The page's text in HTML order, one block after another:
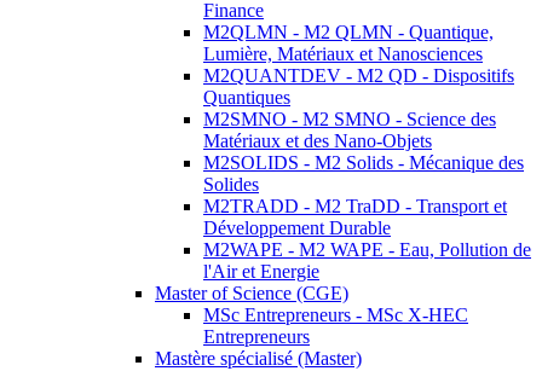
Finance
M2QLMN - M2 QLMN - Quantique,
Lumière, Matériaux et Nanosciences
M2QUANTDEV - M2 QD - Dispositifs
Quantiques
M2SMNO - M2 SMNO - Science des
Matériaux et des Nano-Objets
M2SOLIDS - M2 Solids - Mécanique des
Solides
M2TRADD - M2 TraDD - Transport et
Développement Durable
M2WAPE - M2 WAPE - Eau, Pollution de
l'Air et Energie
Master of Science (CGE)
MSc Entrepreneurs - MSc X-HEC
Entrepreneurs
Mastère spécialisé (Master)